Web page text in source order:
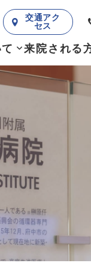
交通アク
セス
来院される